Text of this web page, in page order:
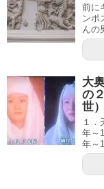
前に
ンポ
んの
大
の
世）
１．
年～
年～